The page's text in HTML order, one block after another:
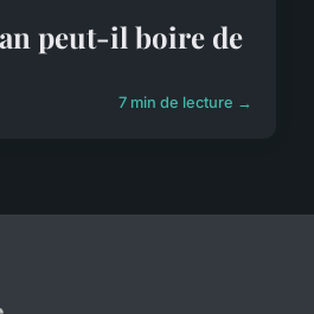
peut-il boire de
7 min de lecture →